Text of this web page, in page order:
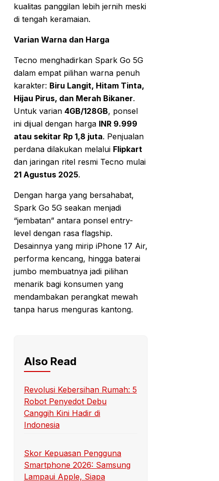
kualitas panggilan lebih jernih meski
di tengah keramaian.
Varian Warna dan Harga
Tecno menghadirkan Spark Go 5G
dalam empat pilihan warna penuh
karakter: Biru Langit, Hitam Tinta,
Hijau Pirus, dan Merah Bikaner.
Untuk varian 4GB/128GB, ponsel
ini dijual dengan harga INR 9.999
atau sekitar Rp 1,8 juta. Penjualan
perdana dilakukan melalui Flipkart
dan jaringan ritel resmi Tecno mulai
21 Agustus 2025.
Dengan harga yang bersahabat,
Spark Go 5G seakan menjadi
“jembatan” antara ponsel entry-
level dengan rasa flagship.
Desainnya yang mirip iPhone 17 Air,
performa kencang, hingga baterai
jumbo membuatnya jadi pilihan
menarik bagi konsumen yang
mendambakan perangkat mewah
tanpa harus menguras kantong.
Also Read
Revolusi Kebersihan Rumah: 5
Robot Penyedot Debu
Canggih Kini Hadir di
Indonesia
Skor Kepuasan Pengguna
Smartphone 2026: Samsung
Lampaui Apple, Siapa